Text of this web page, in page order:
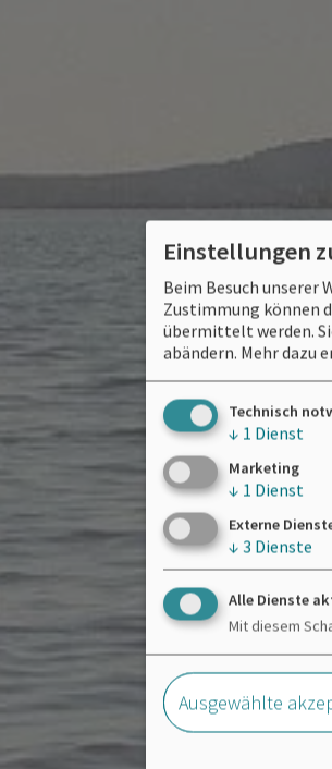
Einstellungen
Beim Besuch unserer
Zustimmung können
übermittelt werden.
abändern. Mehr dazu
Technisch
↓ 1 Dienst
Marketing
↓ 1 Dienst
Externe
↓ 3 Dienste
Alle Dienste
Mit diesem
Ausgewählte